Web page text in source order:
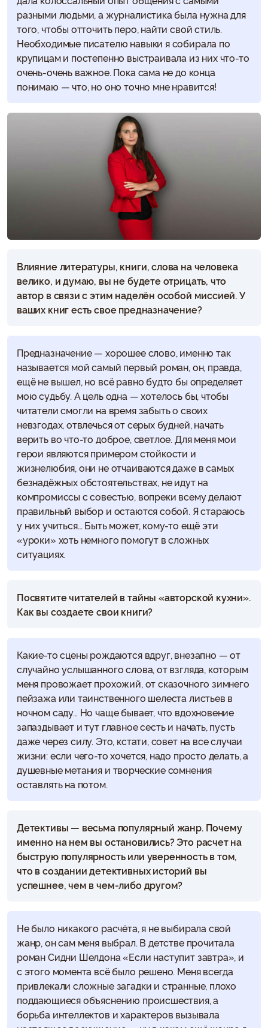
разными людьми, а журналистика была нужна для
того, чтобы отточить перо, найти свой стиль.
Необходимые писателю навыки я собирала по
крупицам и постепенно выстраивала из них что-то
очень-очень важное. Пока сама не до конца
понимаю — что, но оно точно мне нравится!
Влияние литературы, книги, слова на человека
велико, и думаю, вы не будете отрицать, что
автор в связи с этим наделён особой миссией. У
ваших книг есть свое предназначение?
Предназначение — хорошее слово, именно так
называется мой самый первый роман, он, правда,
ещё не вышел, но всё равно будто бы определяет
мою судьбу. А цель одна — хотелось бы, чтобы
читатели смогли на время забыть о своих
невзгодах, отвлечься от серых будней, начать
верить во что-то доброе, светлое. Для меня мои
герои являются примером стойкости и
жизнелюбия, они не отчаиваются даже в самых
безнадёжных обстоятельствах, не идут на
компромиссы с совестью, вопреки всему делают
правильный выбор и остаются собой. Я стараюсь
у них учиться… Быть может, кому-то ещё эти
«уроки» хоть немного помогут в сложных
ситуациях.
Посвятите читателей в тайны «авторской кухни».
Как вы создаете свои книги?
Какие-то сцены рождаются вдруг, внезапно — от
случайно услышанного слова, от взгляда, которым
меня провожает прохожий, от сказочного зимнего
пейзажа или таинственного шелеста листьев в
ночном саду… Но чаще бывает, что вдохновение
запаздывает и тут главное сесть и начать, пусть
даже через силу. Это, кстати, совет на все случаи
жизни: если чего-то хочется, надо просто делать, а
душевные метания и творческие сомнения
оставлять на потом.
Детективы — весьма популярный жанр. Почему
именно на нем вы остановились? Это расчет на
быструю популярность или уверенность в том,
что в создании детективных историй вы
успешнее, чем в чем-либо другом?
Не было никакого расчёта, я не выбирала свой
жанр, он сам меня выбрал. В детстве прочитала
роман Сидни Шелдона «Если наступит завтра», и
с этого момента всё было решено. Меня всегда
привлекали сложные загадки и странные, плохо
поддающиеся объяснению происшествия, а
борьба интеллектов и характеров вызывала